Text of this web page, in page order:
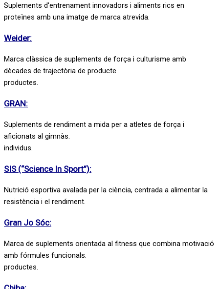
Suplements d'entrenament innovadors i aliments rics en
proteïnes amb una imatge de marca atrevida.
Weider:
Marca clàssica de suplements de força i culturisme amb
dècades de trajectòria de producte.
productes.
GRAN:
Suplements de rendiment a mida per a atletes de força i
aficionats al gimnàs.
individus.
SIS (“Science In Sport”):
Nutrició esportiva avalada per la ciència, centrada a alimentar la
resistència i el rendiment.
Gran Jo Sóc:
Marca de suplements orientada al fitness que combina motivació
amb fórmules funcionals.
productes.